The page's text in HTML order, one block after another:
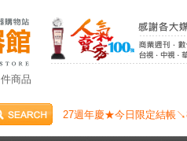
件商品
27週年慶★今日限定結帳